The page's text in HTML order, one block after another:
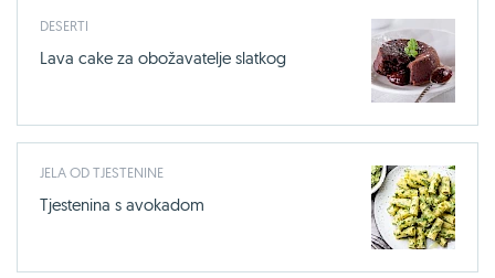
DESERTI
Lava cake za obožavatelje slatkog
JELA OD TJESTENINE
Tjestenina s avokadom